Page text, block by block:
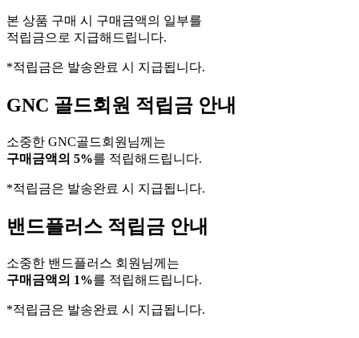
본 상품 구매 시 구매금액의 일부를
적립금으로 지급해드립니다.
*적립금은 발송완료 시 지급됩니다.
GNC 골드회원 적립금 안내
소중한 GNC골드회원님께는
구매금액의 5%를 적립해드립니다.
*적립금은 발송완료 시 지급됩니다.
밴드플러스 적립금 안내
소중한 밴드플러스 회원님께는
구매금액의 1%를 적립해드립니다.
*적립금은 발송완료 시 지급됩니다.